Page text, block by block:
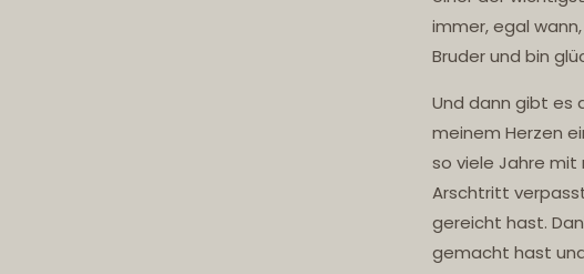
immer, egal
Bruder und bin
Und dann gibt es
meinem Herzen
so viele Jahre
Arschtritt
gereicht hast.
gemacht hast